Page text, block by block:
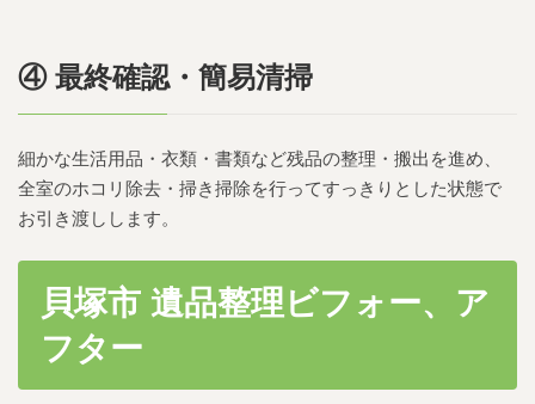
④ 最終確認・簡易清掃
細かな生活用品・衣類・書類など残品の整理・搬出を進め、
全室のホコリ除去・掃き掃除を行ってすっきりとした状態で
お引き渡しします。
貝塚市 遺品整理ビフォー、ア
フター